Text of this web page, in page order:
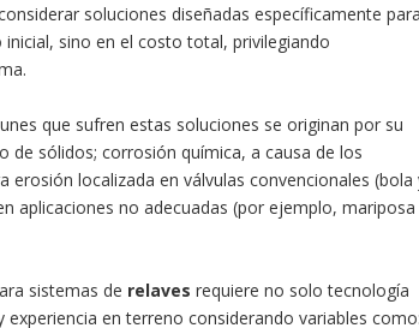
soluciones diseñadas específicamente para
sino en el costo total, privilegiando
que sufren estas soluciones se originan por su
sólidos; corrosión química, a causa de los
erosión localizada en válvulas convencionales (bola
aplicaciones no adecuadas (por ejemplo, mariposa
sistemas de relaves requiere no solo tecnología
en terreno considerando variables como: